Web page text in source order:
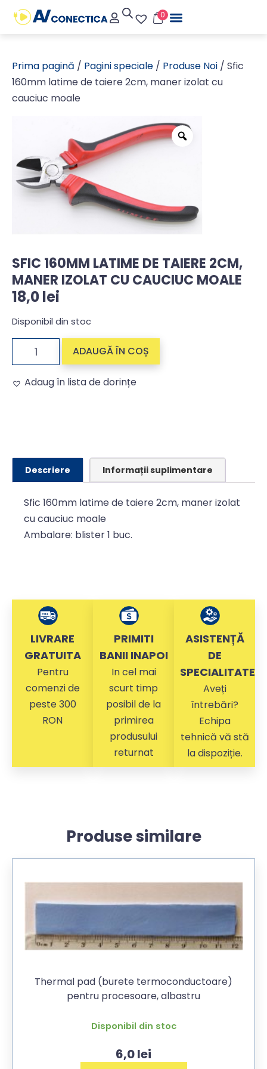
0
Prima pagină / Pagini speciale / Produse Noi / Sfic
160mm latime de taiere 2cm, maner izolat cu
cauciuc moale
SFIC 160MM LATIME DE TAIERE 2CM,
MANER IZOLAT CU CAUCIUC MOALE
18,0lei
Disponibil din stoc
ADAUGĂ ÎN COȘ
Adaug în lista de dorințe
Descriere Informații suplimentare
Sfic 160mm latime de taiere 2cm, maner izolat
cu cauciuc moale
Ambalare: blister 1 buc.
LIVRARE
GRATUITA
Pentru
comenzi de
peste 300
RON
PRIMITI
BANII INAPOI
In cel mai
scurt timp
posibil de la
primirea
produsului
returnat
ASISTENȚĂ
DE
SPECIALITATE
Aveți
întrebări?
Echipa
tehnică vă stă
la dispoziție.
Produse similare
Thermal pad (burete termoconductoare)
pentru procesoare, albastru
Disponibil din stoc
6,0lei